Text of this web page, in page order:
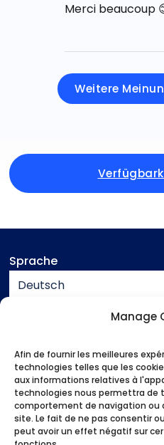
Manage
Afin de fournir les meilleures
technologies telles que les
aux informations relatives à
technologies nous permettra de
comportement de navigation ou
site. Le fait de ne pas consentir
peut avoir un effet négatif sur
Merci beaucoup
Weitere
Sprache
Deutsch
Unterstützung
Kontakt
Impressum
Allgemeine